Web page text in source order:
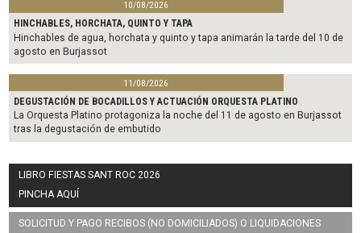
10/08/2026
HINCHABLES, HORCHATA, QUINTO Y TAPA
Hinchables de agua, horchata y quinto y tapa animarán la tarde del 10 de
agosto en Burjassot
11/08/2026
DEGUSTACIÓN DE BOCADILLOS Y ACTUACIÓN ORQUESTA PLATINO
La Orquesta Platino protagoniza la noche del 11 de agosto en Burjassot
tras la degustación de embutido
LIBRO FIESTAS SANT ROC 2026
PINCHA AQUÍ
SOLICITUD Y PAGO RECIBOS (NO DOMICILIADOS) O LIQUIDACIONES